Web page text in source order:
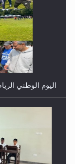
اليوم الوطني